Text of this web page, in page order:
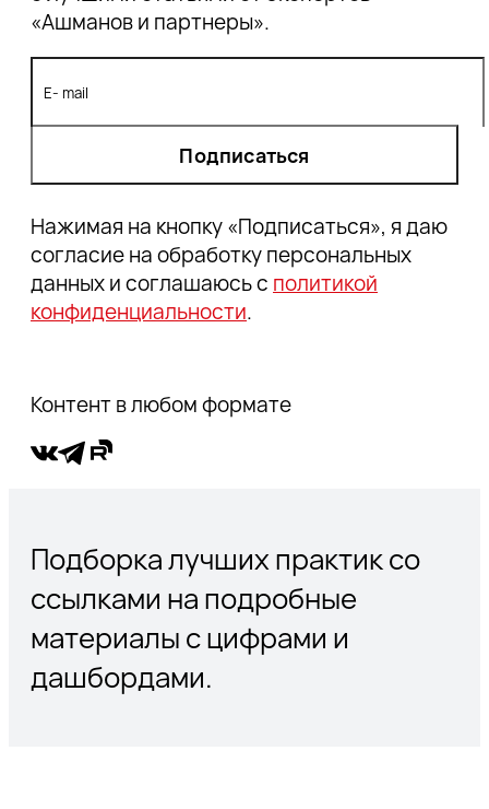
Подборка лучших практик со
ссылками на подробные
материалы с цифрами и
дашбордами.
«Ашманов и партнеры».
Подписаться
Нажимая на кнопку «Подписаться», я даю
согласие на обработку персональных
данных и соглашаюсь с политикой
конфиденциальности.
Контент в любом формате